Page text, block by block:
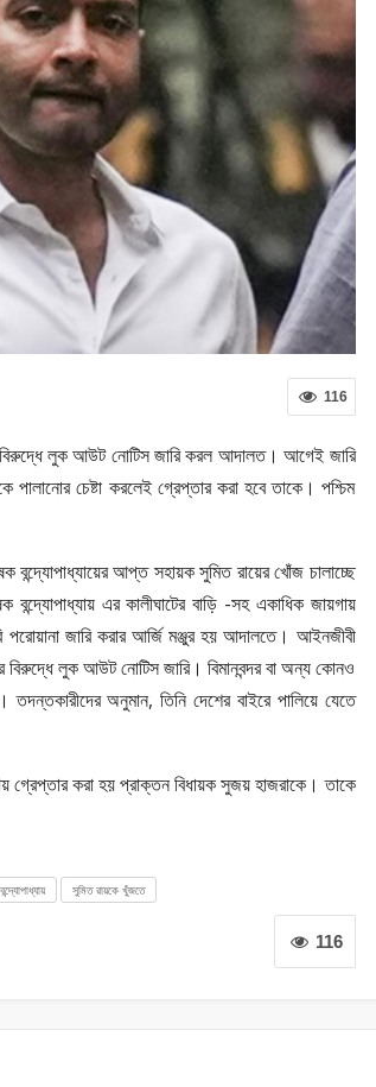
116
বিরুদ্ধে লুক আউট নোটিস জারি করল আদালত। আগেই জারি
চেষ্টা করলেই গ্রেপ্তার করা হবে তাকে। পশ্চিম
বন্দ্যোপাধ্যায়ের আপ্ত সহায়ক সুমিত রায়ের খোঁজ চালাচ্ছে
এর কালীঘাটের বাড়ি -সহ একাধিক জায়গায়
জারি করার আর্জি মঞ্জুর হয় আদালতে। আইনজীবী
লুক আউট নোটিস জারি। বিমানবন্দর বা অন্য কোনও
তদন্তকারীদের অনুমান, তিনি দেশের বাইরে পালিয়ে যেতে
গ্রেপ্তার করা হয় প্রাক্তন বিধায়ক সুজয় হাজরাকে। তাকে
সুমিত রায়কে খুঁজতে
116